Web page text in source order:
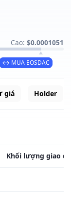
Cao: $0.0001051
↔ MUA EOSDAC
giá Holder
Khối lượng giao